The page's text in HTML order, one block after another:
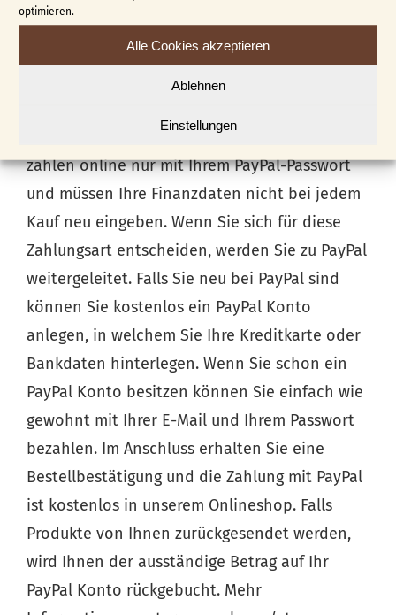
optimieren.
Alle Cookies akzeptieren
Ablehnen
Einstellungen
Sicherheit steht bei PayPal an erster Stelle,
Ihre Kontoinformationen bleiben privat. Sie
zahlen online nur mit Ihrem PayPal-Passwort
und müssen Ihre Finanzdaten nicht bei jedem
Kauf neu eingeben. Wenn Sie sich für diese
Zahlungsart entscheiden, werden Sie zu PayPal
weitergeleitet. Falls Sie neu bei PayPal sind
können Sie kostenlos ein PayPal Konto
anlegen, in welchem Sie Ihre Kreditkarte oder
Bankdaten hinterlegen. Wenn Sie schon ein
PayPal Konto besitzen können Sie einfach wie
gewohnt mit Ihrer E-Mail und Ihrem Passwort
bezahlen. Im Anschluss erhalten Sie eine
Bestellbestätigung und die Zahlung mit PayPal
ist kostenlos in unserem Onlineshop. Falls
Produkte von Ihnen zurückgesendet werden,
wird Ihnen der ausständige Betrag auf Ihr
PayPal Konto rückgebucht. Mehr